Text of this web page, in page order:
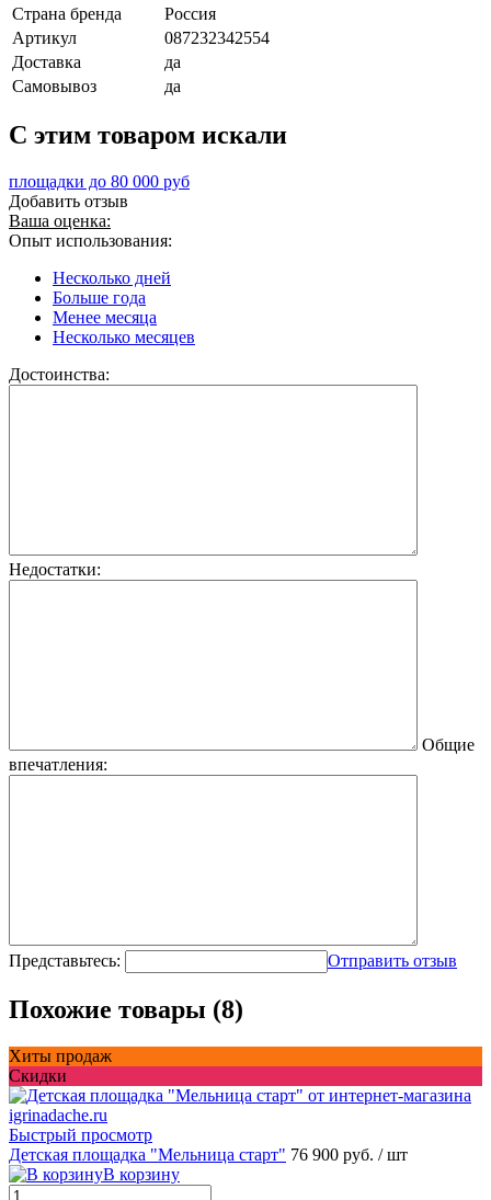
Страна бренда
Россия
Артикул
087232342554
Доставка
да
Самовывоз
да
C этим товаром искали
площадки до 80 000 руб
Добавить отзыв
Ваша оценка:
Опыт использования:
Несколько дней
Больше года
Менее месяца
Несколько месяцев
Достоинства:
Недостатки:
Общие
впечатления:
Представьтесь: Отправить отзыв
Похожие товары (8)
Хиты продаж
Скидки
Быстрый просмотр
Детская площадка "Мельница старт" 76 900 руб. / шт
В корзину